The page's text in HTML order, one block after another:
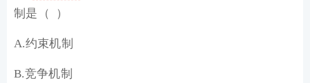
制是（ ）
A.约束机制
B.竞争机制